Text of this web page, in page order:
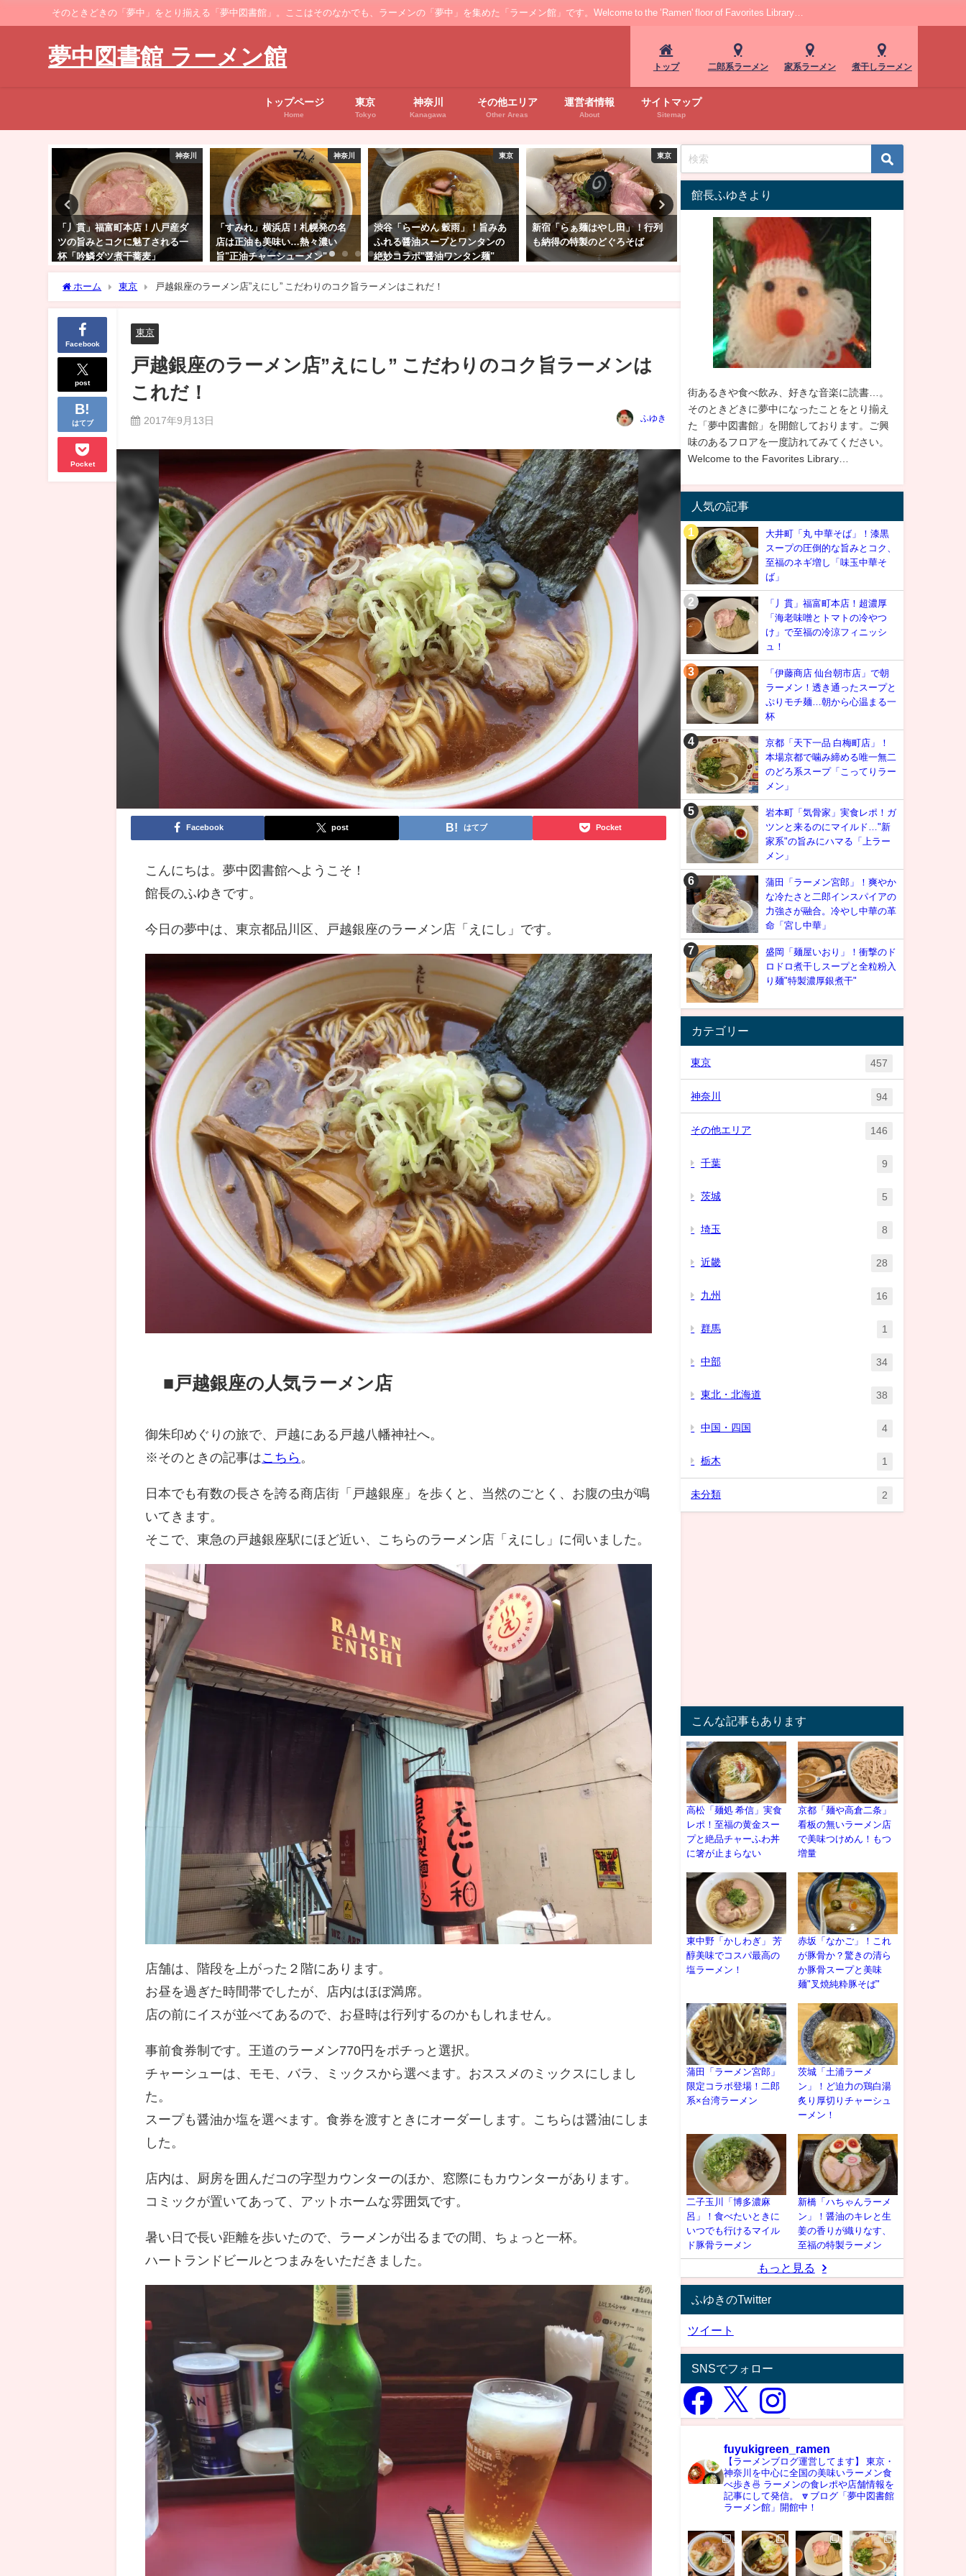
そのときどきの「夢中」をとり揃える「夢中図書館」。ここはそのなかでも、ラーメンの「夢中」を集めた「ラーメン館」です。Welcome to the ’Ramen' floor of Favorites Library…
夢中図書館 ラーメン館 トップ 二郎系ラーメン 家系ラーメン 煮干しラーメン
トップページ
Home
東京
Tokyo
神奈川
Kanagawa
その他エリア
Other Areas
運営者情報
About
サイトマップ
Sitemap
神奈川
「すみれ」横浜店！札幌発の名
店は正油も美味い…熱々濃い
旨"正油チャーシューメン"
東京
渋谷「らーめん 穀雨」！旨みあ
ふれる醤油スープとワンタンの
絶妙コラボ"醤油ワンタン麺"
東京
新宿「らぁ麺はやし田」！行列
も納得の特製のどぐろそば
東京
自由が丘「横浜らーめん渡来
武」！濃厚豚骨スープが魅力"渡
来武らーめん"
中野で本格家系ラーメン「五丁
目ハウス」！こってり豚骨醤油
蒲田「麵屋 まほろ芭」！煮
ラーメン名店の隠れた人気
ュー"淡麗旨味中華そば"
ホーム 東京 戸越銀座のラーメン店”えにし” こだわりのコク旨ラーメンはこれだ！
Facebook
post
はてブ
Pocket
東京
戸越銀座のラーメン店”えにし” こだわりのコク旨ラーメンは
これだ！
2017年9月13日 ふゆき
Facebook post はてブ Pocket
こんにちは。夢中図書館へようこそ！
館長のふゆきです。
今日の夢中は、東京都品川区、戸越銀座のラーメン店「えにし」です。
■戸越銀座の人気ラーメン店
御朱印めぐりの旅で、戸越にある戸越八幡神社へ。
※そのときの記事はこちら 。
日本でも有数の長さを誇る商店街「戸越銀座」を歩くと、当然のごとく、お腹の虫が鳴
いてきます。
そこで、東急の戸越銀座駅にほど近い、こちらのラーメン店「えにし」に伺いました。
店舗は、階段を上がった２階にあります。
お昼を過ぎた時間帯でしたが、店内はほぼ満席。
店の前にイスが並べてあるので、お昼時は行列するのかもしれません。
事前食券制です。王道のラーメン770円をポチっと選択。
チャーシューは、モモ、バラ、ミックスから選べます。おススメのミックスにしまし
た。
スープも醤油か塩を選べます。食券を渡すときにオーダーします。こちらは醤油にしま
した。
店内は、厨房を囲んだコの字型カウンターのほか、窓際にもカウンターがあります。
コミックが置いてあって、アットホームな雰囲気です。
暑い日で長い距離を歩いたので、ラーメンが出るまでの間、ちょっと一杯。
ハートランドビールとつまみをいただきました。
館長ふゆきより
街あるきや食べ飲み、好きな音楽に読書…。
そのときどきに夢中になったことをとり揃え
た「夢中図書館」を開館しております。ご興
味のあるフロアを一度訪れてみてください。
Welcome to the Favorites Library…
人気の記事
大井町「丸 中華そば」！漆黒
スープの圧倒的な旨みとコク、
至福のネギ増し「味玉中華そ
ば」
「丿貫」福富町本店！超濃厚
「海老味噌とトマトの冷やつ
け」で至福の冷涼フィニッシ
ュ！
「伊藤商店 仙台朝市店」で朝
ラーメン！透き通ったスープと
ぷりモチ麺…朝から心温まる一
杯
京都「天下一品 白梅町店」！
本場京都で噛み締める唯一無二
のどろ系スープ「こってりラー
メン」
岩本町「気骨家」実食レポ！ガ
ツンと来るのにマイルド…"新
家系"の旨みにハマる「上ラー
メン」
蒲田「ラーメン宮郎」！爽やか
な冷たさと二郎インスパイアの
力強さが融合。冷やし中華の革
命「宮し中華」
盛岡「麺屋いおり」！衝撃のド
ロドロ煮干しスープと全粒粉入
り麺"特製濃厚銀煮干"
カテゴリー
東京 457
神奈川 94
その他エリア 146
千葉 9
茨城 5
埼玉 8
近畿 28
九州 16
群馬 1
中部 34
東北・北海道 38
中国・四国 4
栃木 1
未分類 2
こんな記事もあります
高松「麺処 希信」実食
レポ！至福の黄金スー
プと絶品チャーふわ丼
に箸が止まらない
京都「麺や高倉二条」
看板の無いラーメン店
で美味つけめん！もつ
増量
東中野「かしわぎ」 芳
醇美味でコスパ最高の
塩ラーメン！
赤坂「なかご」！これ
が豚骨か？驚きの清ら
か豚骨スープと美味
麺"叉焼純粋豚そば"
蒲田「ラーメン宮郎」
限定コラボ登場！二郎
系×台湾ラーメン
茨城「土浦ラーメ
ン」！ど迫力の鶏白湯
炙り厚切りチャーシュ
ーメン！
二子玉川「博多濃麻
呂」！食べたいときに
いつでも行けるマイル
ド豚骨ラーメン
新橋「ハちゃんラーメ
ン」！醤油のキレと生
姜の香りが織りなす、
至福の特製ラーメン
もっと見る
ふゆきのTwitter
ツイート
SNSでフォロー
fuyukigreen_ramen
【ラーメンブログ運営してます】
東京・
神奈川を中心に全国の美味いラーメン食
べ歩き🍜 ラーメンの食レポや店舗情報を
記事にして発信。
🔽ブログ「夢中図書館
ラーメン館」開館中！